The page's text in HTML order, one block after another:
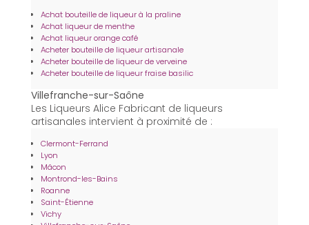
Achat bouteille de liqueur à la praline
Achat liqueur de menthe
Achat liqueur orange café
Acheter bouteille de liqueur artisanale
Acheter bouteille de liqueur de verveine
Acheter bouteille de liqueur fraise basilic
Villefranche-sur-Saône
Les Liqueurs Alice Fabricant de liqueurs
artisanales intervient à proximité de :
Clermont-Ferrand
Lyon
Mâcon
Montrond-les-Bains
Roanne
Saint-Étienne
Vichy